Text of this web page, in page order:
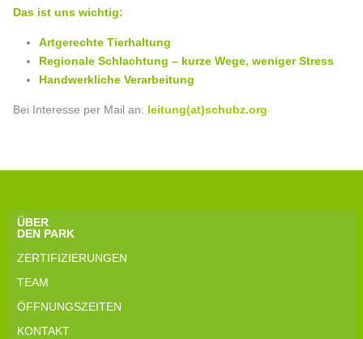
Das ist uns wichtig:
Artgerechte Tierhaltung
Regionale Schlachtung – kurze Wege, weniger Stress
Handwerkliche Verarbeitung
Bei Interesse per Mail an: leitung(at)schubz.org
ÜBER
DEN PARK
ZERTIFIZIERUNGEN
TEAM
ÖFFNUNGSZEITEN
KONTAKT